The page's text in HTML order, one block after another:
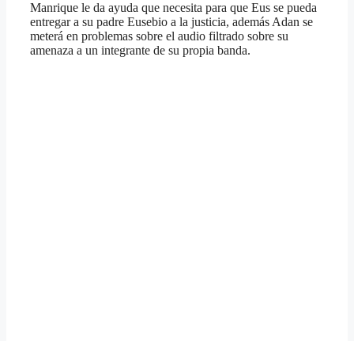
Manrique le da ayuda que necesita para que Eus se pueda
entregar a su padre Eusebio a la justicia, además Adan se
meterá en problemas sobre el audio filtrado sobre su
amenaza a un integrante de su propia banda.